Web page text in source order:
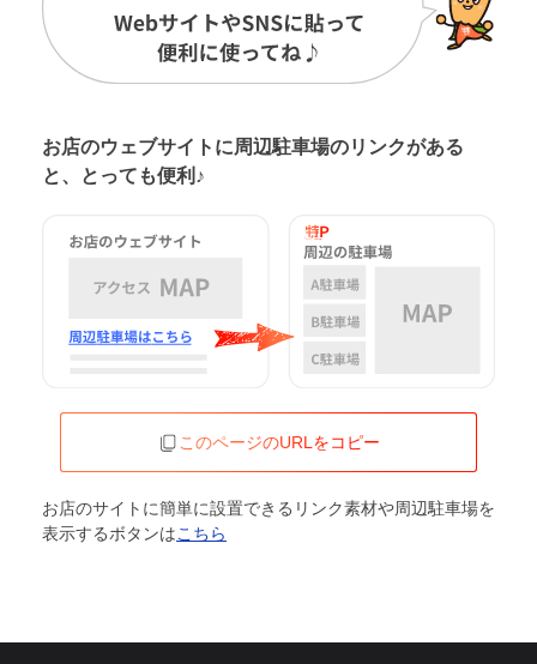
お店のウェブサイトに周辺駐車場のリンクがある
と、とっても便利♪
このページのURLをコピー
お店のサイトに簡単に設置できるリンク素材や周辺駐車場を
表示するボタンはこちら